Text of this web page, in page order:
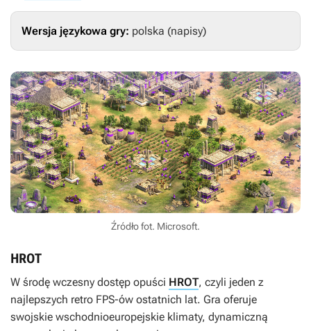
Wersja językowa gry: polska (napisy)
Źródło fot. Microsoft.
HROT
W środę wczesny dostęp opuści HROT, czyli jeden z
najlepszych retro FPS-ów ostatnich lat. Gra oferuje
swojskie wschodnioeuropejskie klimaty, dynamiczną